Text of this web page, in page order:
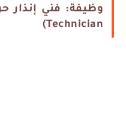
Technician)